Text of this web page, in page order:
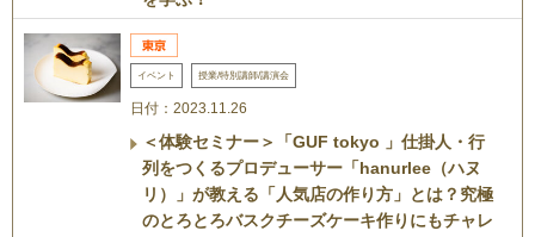
イベント 授業/特別講師/講演会
日付：2023.11.26
＜体験セミナー＞「GUF tokyo 」仕掛人・行
列をつくるプロデューサー「hanurlee（ハヌ
リ）」が教える「人気店の作り方」とは？究極
のとろとろバスクチーズケーキ作りにもチャレ